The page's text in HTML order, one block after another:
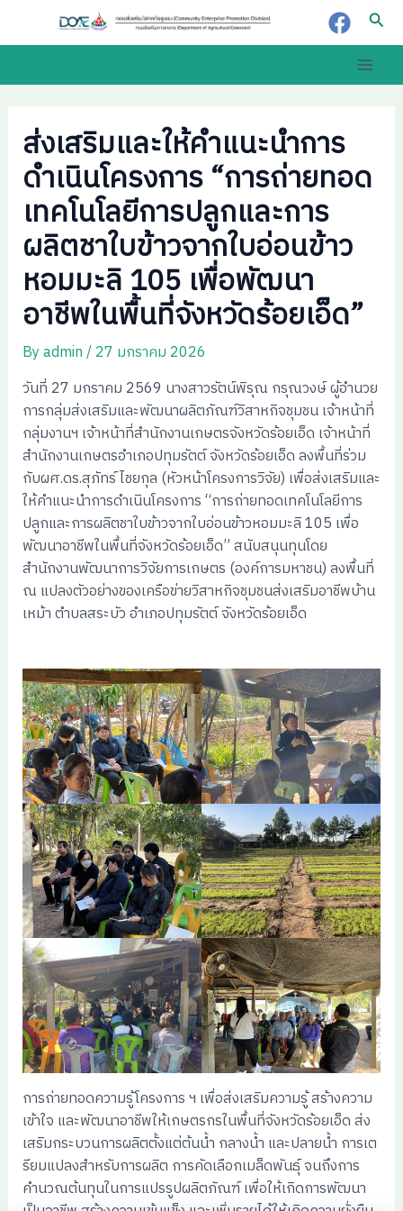
Main
ส่งเสริมและให้คำแนะนำการ
ดำเนินโครงการ “การถ่ายทอด
เทคโนโลยีการปลูกและการ
ผลิตชาใบข้าวจากใบอ่อนข้าว
หอมมะลิ 105 เพื่อพัฒนา
อาชีพในพื้นที่จังหวัดร้อยเอ็ด”
Byadmin/27 มกราคม 2026
วันที่ 27 มกราคม 2569 นางสาวรัตน์พิรุณ กรุณวงษ์ ผู้อำนวย
การกลุ่มส่งเสริมและพัฒนาผลิตภัณฑ์วิสาหกิจชุมชน เจ้าหน้าที่
กลุ่มงานฯ เจ้าหน้าที่สำนักงานเกษตรจังหวัดร้อยเอ็ด เจ้าหน้าที่
สำนักงานเกษตรอำเภอปทุมรัตต์ จังหวัดร้อยเอ็ด ลงพื้นที่ร่วม
กับผศ.ดร.สุภัทร์ ไชยกุล (หัวหน้าโครงการวิจัย) เพื่อส่งเสริมและ
ให้คำแนะนำการดำเนินโครงการ “การถ่ายทอดเทคโนโลยีการ
ปลูกและการผลิตชาใบข้าวจากใบอ่อนข้าวหอมมะลิ 105 เพื่อ
พัฒนาอาชีพในพื้นที่จังหวัดร้อยเอ็ด” สนับสนุนทุนโดย
สำนักงานพัฒนาการวิจัยการเกษตร (องค์การมหาชน) ลงพื้นที่
ณ แปลงตัวอย่างของเครือข่ายวิสาหกิจชุมชนส่งเสริมอาชีพบ้าน
เหม้า ตำบลสระบัว อำเภอปทุมรัตต์ จังหวัดร้อยเอ็ด
การถ่ายทอดความรู้โครงการ ฯ เพื่อส่งเสริมความรู้ สร้างความ
เข้าใจ และพัฒนาอาชีพให้เกษตรกรในพื้นที่จังหวัดร้อยเอ็ด ส่ง
เสริมกระบวนการผลิตตั้งแต่ต้นน้ำ กลางน้ำ และปลายน้ำ การเต
รียมแปลงสำหรับการผลิต การคัดเลือกเมล็ดพันธุ์ จนถึงการ
คำนวณต้นทุนในการแปรรูปผลิตภัณฑ์ เพื่อให้เกิดการพัฒนา
navigation